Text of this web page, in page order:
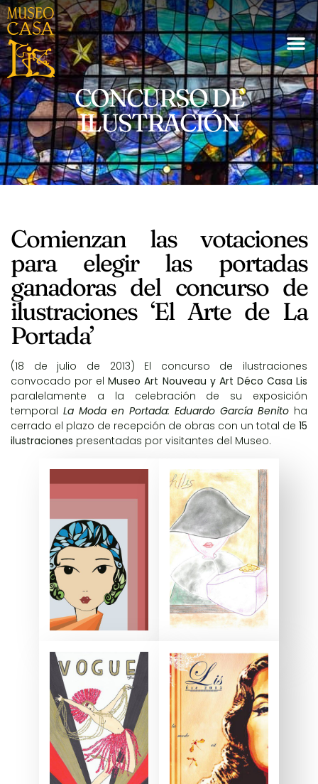
CONCURSO DE
ILUSTRACIÓN
Comienzan las votaciones
para elegir las portadas
ganadoras del concurso de
ilustraciones ‘El Arte de La
Portada’
(18 de julio de 2013) El concurso de ilustraciones
convocado por elMuseo Art Nouveau y Art Déco Casa Lis
paralelamente a la celebración de su exposición
temporal La Moda en Portada: Eduardo García Benito ha
cerrado el plazo de recepción de obras con un total de 15
ilustraciones presentadas por visitantes del Museo.